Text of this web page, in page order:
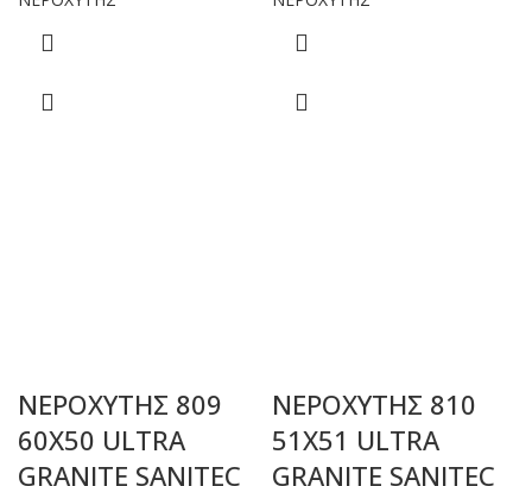
ΝΕΡΟΧΥΤΗΣ 809
60Χ50 ULTRA
GRANITE SANITEC
ΝΕΡΟΧΥΤΗΣ 810
51Χ51 ULTRA
GRANITE SANITEC